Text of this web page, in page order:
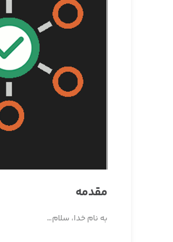
مقدمه
به نام خدا، سلام…